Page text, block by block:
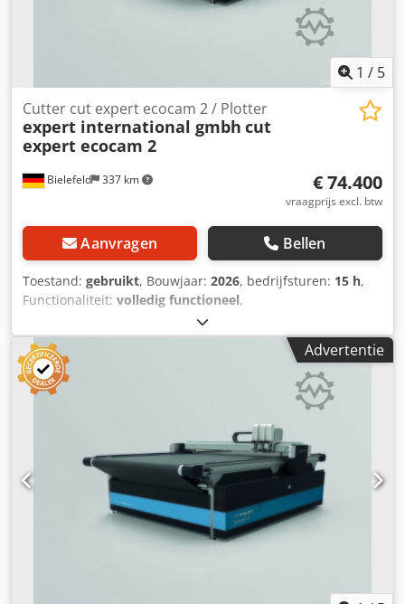
1 / 5
Bielefeld 337 km
Cutter cut expert ecocam 2 / Plotter
expert international gmbh cut
expert ecocam 2
€ 74.400
vraagprijs excl. btw
Aanvragen Bellen
Toestand: gebruikt, Bouwjaar: 2026, bedrijfsturen: 15 h,
Functionaliteit: volledig functioneel,
204065
mm, totale hoogte:3.300 mm, Gebruikte machine CNC-
cutter/plotter Snijvlak in X en Y: 2.500 x 2.100 mm
Multifunctioneel CAM-snijsysteem met CNC-mes-
technologie voor 2D-snijden van leer, textiel, technische
stoffen, schuim en andere vlakke, semi-flexibele of stijve,
niet-metalen materialen. Uitrusting van de gebruikte
machine: • 1 snijbrug en 1 multifunctionele
gereedschapskop De machine wordt geleverd met een
aangedreven rondmes, een elektrisch oscillerend mes en
een freeskop (inclusief afzuiginstallatie) • Multifunctionele
gereedschapskop voor het opnemen van maximaal 3
verwisselbare gereedschappen • Krachtige
Advertentie